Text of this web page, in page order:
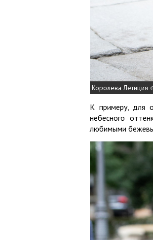
Королева Летиция
К примеру, для
небесного
любимыми